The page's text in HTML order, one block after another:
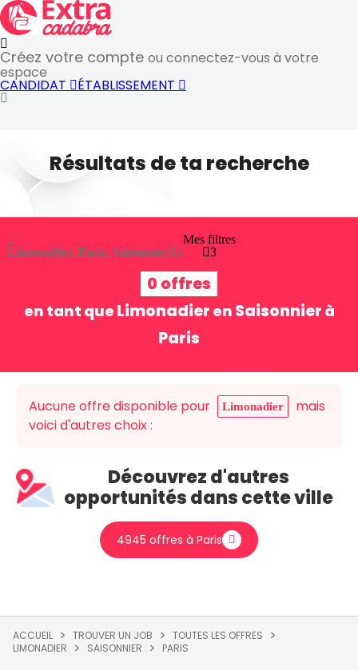
Créez votre compte ou connectez-vous à votre
espace
CANDIDAT ÉTABLISSEMENT
Résultats de ta recherche
Limonadier, Paris, Saisonnier3
Mes filtres
3
0 offres
en tant que Limonadier en Saisonnier à
Paris
Aucune offre disponible pour Limonadier
mais
voici d'autres choix :
Découvrez d'autres
opportunités dans cette ville
4945 offres à Paris
ACCUEIL TROUVER UN JOB
TOUTES LES OFFRES
LIMONADIER
SAISONNIER PARIS